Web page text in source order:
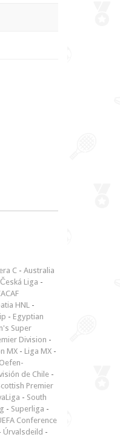
C - Australia
Česká Liga -
HNL -
- Egyptian
Super
Division -
MX - Liga MX -
Oefen-
de Chile -
Premier
- South
- Superliga -
Conference
Úrvalsdeild -